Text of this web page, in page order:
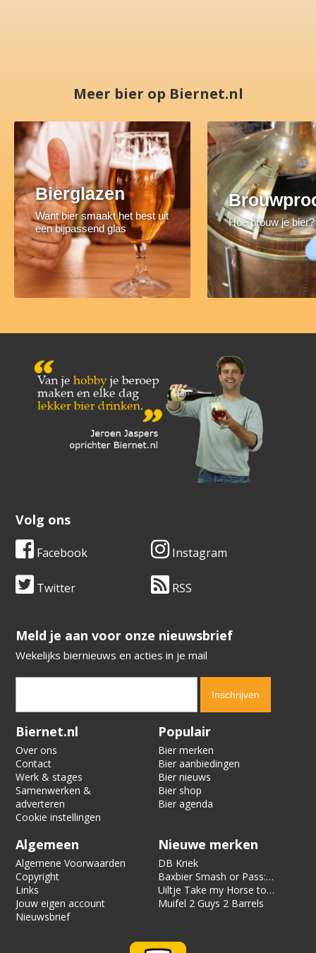
Meer bier op Biernet.nl
Bierglazen
Want bier smaakt het best uit
een bijpassend glas
Hoe brouw je bier?
Volg ons
Facebook Instagram
Twitter RSS
​​​​​​​Meld je aan voor onze nieuwsbrief
Wekelijks biernieuws en acties in je mail
Verification code:
Biernet.nl
Over ons
Contact
Werk & stages
Samenwerken &
adverteren
Cookie instellingen
Populair
Bier merken
Bier aanbiedingen
Bier nieuws
Bier shop
Bier agenda
Algemeen
Algemene Voorwaarden
Copyright
Links
Jouw eigen account
Nieuwsbrief
Nieuwe merken
DB Kriek
Baxbier Smash or Pass:
Strata
Uiltje Take my Horse to
the Hotel Room
Muifel 2 Guys 2 Barrels